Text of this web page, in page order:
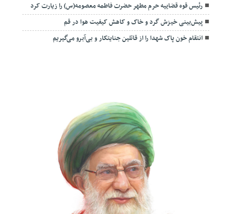
رئیس قوه قضاییه حرم مطهر حضرت فاطمه معصومه(س) را زیارت کرد
پیش‌بینی خیزش گرد و خاک و کاهش کیفیت هوا در قم
انتقام خون پاک شهدا را از قاتلین جنایتکار و بی‌آبرو می‌گیریم